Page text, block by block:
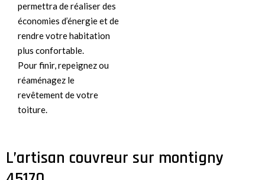
permettra de réaliser des
économies d’énergie et de
rendre votre habitation
plus confortable.
Pour finir, repeignez ou
réaménagez le
revêtement de votre
toiture.
L’artisan couvreur sur montigny